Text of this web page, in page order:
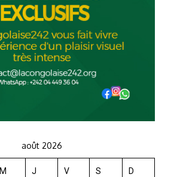
août 2026
M J V S D